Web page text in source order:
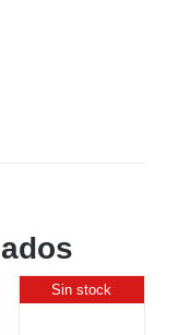
Sin stock